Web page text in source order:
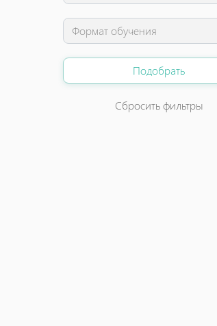
Подобрать
Сбросить фильтры